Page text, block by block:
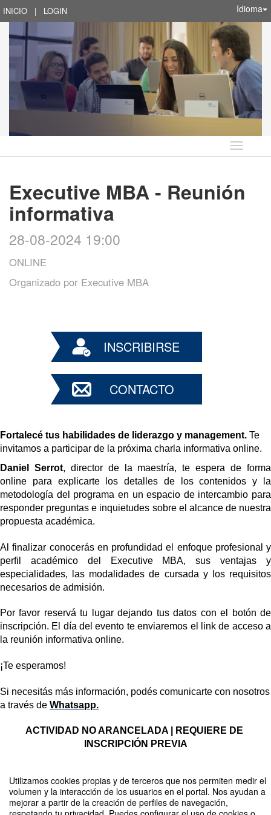
Utilizamos cookies propias y de terceros que nos permiten medir el
volumen y la interacción de los usuarios en el portal. Nos ayudan a
mejorar a partir de la creación de perfiles de navegación,
INICIO | LOGIN Idioma
Idioma
Executive MBA - Reunión
informativa
28-08-2024 19:00
ONLINE
Organizado por Executive MBA
INSCRIBIRSE
CONTACTO
Fortalecé tus habilidades de liderazgo y management. Te
invitamos a participar de la próxima charla informativa online.
Daniel Serrot, director de la maestría, te espera de forma
online para explicarte los detalles de los contenidos y la
metodología del programa en un espacio de intercambio para
responder preguntas e inquietudes sobre el alcance de nuestra
propuesta académica.
Al finalizar conocerás en profundidad el enfoque profesional y
perfil académico del Executive MBA, sus ventajas y
especialidades, las modalidades de cursada y los requisitos
necesarios de admisión.
Por favor reservá tu lugar dejando tus datos con el botón de
inscripción. El día del evento te enviaremos el link de acceso a
la reunión informativa online.
¡Te esperamos!
Si necesitás más información, podés comunicarte con nosotros
a través de Whatsapp.
ACTIVIDAD NO ARANCELADA | REQUIERE DE
INSCRIPCIÓN PREVIA
Compartir por email